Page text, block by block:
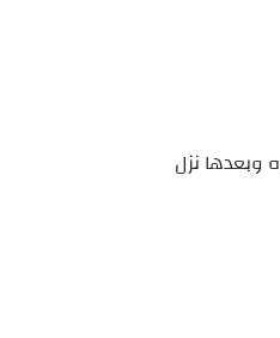
وبعدها نزل